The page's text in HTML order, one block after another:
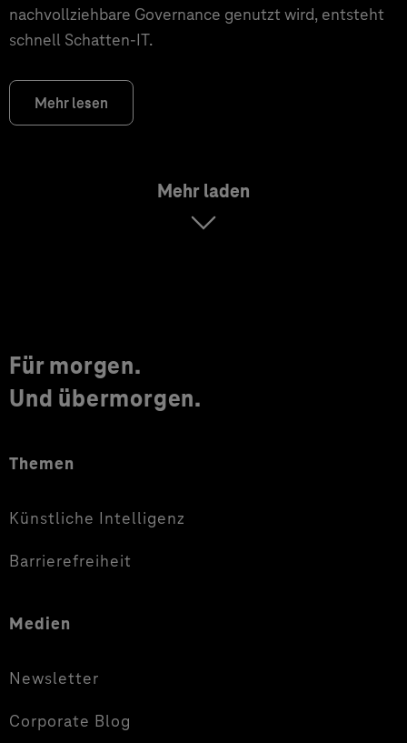
nachvollziehbare Governance genutzt wird, entsteht
schnell Schatten-IT.
Mehr lesen
Mehr laden
Für morgen.
Und übermorgen.
Themen
Künstliche Intelligenz
Barrierefreiheit
Medien
Newsletter
Corporate Blog